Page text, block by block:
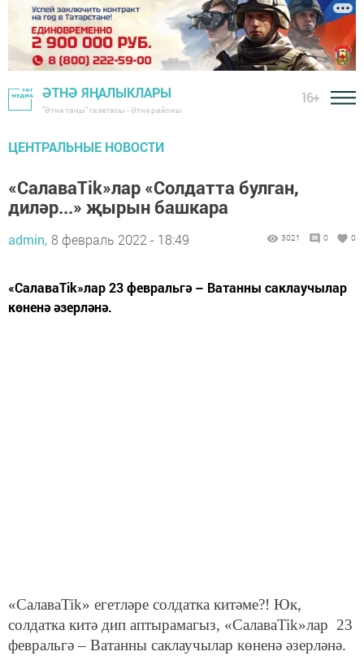
ӘТНӘ ЯҢАЛЫКЛАРЫ
"Әтнә таңы" газетасы - Әтнә районы
16+
ЦЕНТРАЛЬНЫЕ НОВОСТИ
«СалаваTik»лар «Солдатта булган,
диләр...» җырын башкара
admin, 8 февраль 2022 - 18:49 3021 0 0
«СалаваTik»лар 23 февральгә – Ватанны саклаучылар
көненә әзерләнә.
«СалаваTik» егетләре солдатка китәме?! Юк,
солдатка китә дип аптырамагыз, «СалаваTik»лар 23
февральгә – Ватанны саклаучылар көненә әзерләнә.